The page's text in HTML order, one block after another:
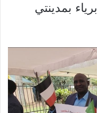
بمدينتي